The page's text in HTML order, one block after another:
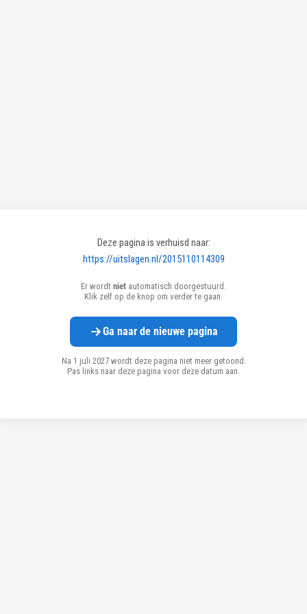
Deze pagina is verhuisd naar:
https://uitslagen.nl/2015110114309
Er wordt niet automatisch doorgestuurd.
Klik zelf op de knop om verder te gaan.
Ga naar de nieuwe pagina
Na 1 juli 2027 wordt deze pagina niet meer getoond.
Pas links naar deze pagina voor deze datum aan.